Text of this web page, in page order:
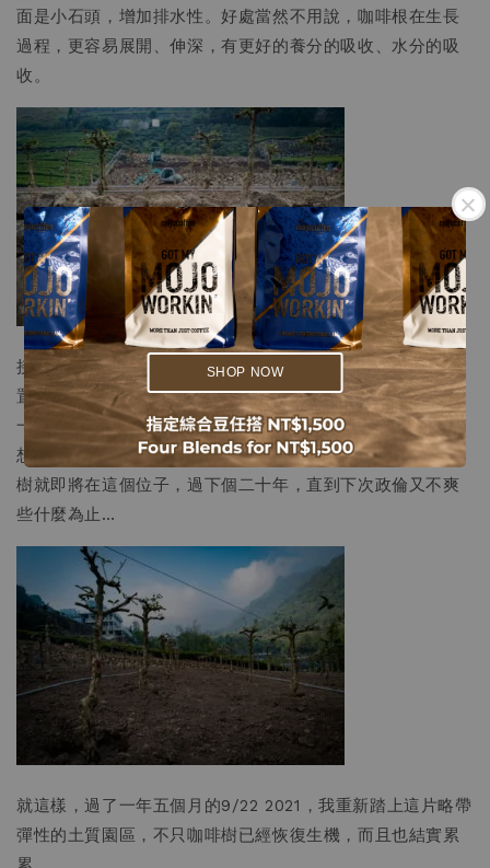
.
.
SHOP NOW
面是小石頭，增加排水性。好處當然不用說，咖啡根在生長
過程，更容易展開、伸深，有更好的養分的吸收、水分的吸
收。
接著，方政倫會跟方爸爸、方媽媽，在整好的土地放標好位
置，挖洞，然後把移出來的咖啡樹井然有序地種回去。一根
一根像是練武樁（誤），接著澆水。這回不同的是：實現夢
想的坡度、實現夢想的樹間距、實現夢想的品種分類。咖啡
樹就即將在這個位子，過下個二十年，直到下次政倫又不爽
些什麼為止…
就這樣，過了一年五個月的9/22 2021，我重新踏上這片略帶
彈性的土質園區，不只咖啡樹已經恢復生機，而且也結實累